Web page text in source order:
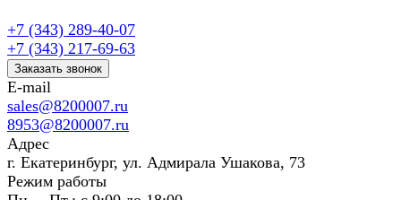
+7 (343) 289-40-07
+7 (343) 217-69-63
Заказать звонок
E-mail
sales@8200007.ru
8953@8200007.ru
Адрес
г. Екатеринбург, ул. Адмирала Ушакова, 73
Режим работы